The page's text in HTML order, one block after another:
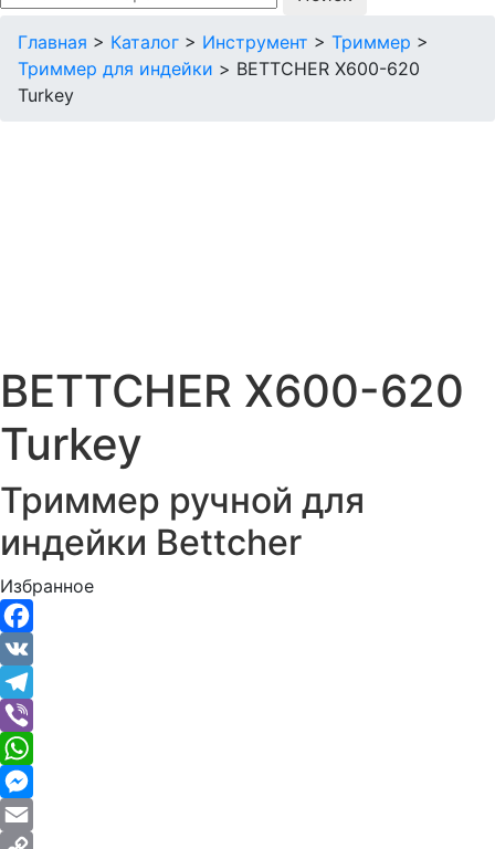
Главная > Каталог > Инструмент > Триммер >
Триммер для индейки > BETTCHER X600-620
Turkey
BETTCHER X600-620
Turkey
Триммер ручной для
индейки Bettcher
Избранное
Facebook
VK
Telegram
Viber
WhatsApp
Messenger